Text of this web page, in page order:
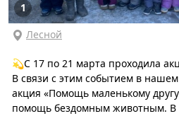
1
Лесной
💫С 17 по 21 марта проходила
В связи с этим событием в
акция «Помощь маленькому
помощь бездомным животным. В